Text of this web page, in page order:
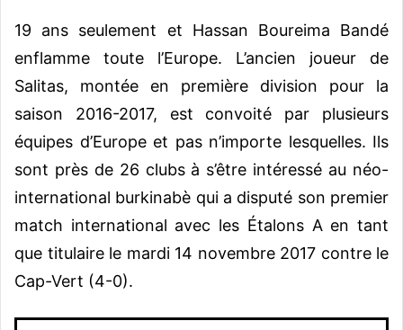
19 ans seulement et Hassan Boureima Bandé
enflamme toute l’Europe. L’ancien joueur de
Salitas, montée en première division pour la
saison 2016-2017, est convoité par plusieurs
équipes d’Europe et pas n’importe lesquelles. Ils
sont près de 26 clubs à s’être intéressé au néo-
international burkinabè qui a disputé son premier
match international avec les Étalons A en tant
que titulaire le mardi 14 novembre 2017 contre le
Cap-Vert (4-0).